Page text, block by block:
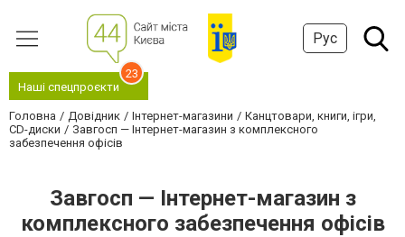
Рус
Наші спецпроєкти
23
Головна Довідник Інтернет-магазини
Канцтовари, книги, ігри,
CD-диски
Завгосп — Інтернет-магазин з комплексного
забезпечення офісів
Завгосп — Інтернет-магазин з
комплексного забезпечення офісів